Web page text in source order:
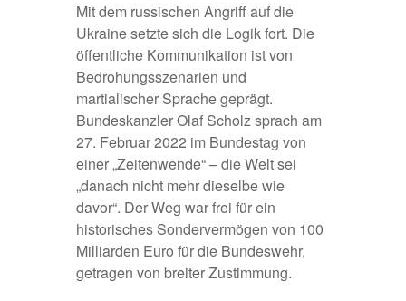
Mit dem russischen Angriff auf die
Ukraine setzte sich die Logik fort. Die
öffentliche Kommunikation ist von
Bedrohungsszenarien und
martialischer Sprache geprägt.
Bundeskanzler Olaf Scholz sprach am
27. Februar 2022 im Bundestag von
einer „Zeitenwende“ – die Welt sei
„danach nicht mehr dieselbe wie
davor“. Der Weg war frei für ein
historisches Sondervermögen von 100
Milliarden Euro für die Bundeswehr,
getragen von breiter Zustimmung.